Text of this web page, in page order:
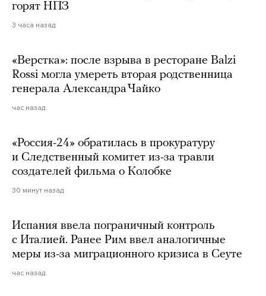
горят НПЗ
3 часа назад
«Верстка»: после взрыва в ресторане Balzi
Rossi могла умереть вторая родственница
генерала Александра Чайко
час назад
«Россия-24» обратилась в прокуратуру
и Следственный комитет из-за травли
создателей фильма о Колобке
30 минут назад
Испания ввела пограничный контроль
с Италией. Ранее Рим ввел аналогичные
меры из-за миграционного кризиса в Сеуте
час назад